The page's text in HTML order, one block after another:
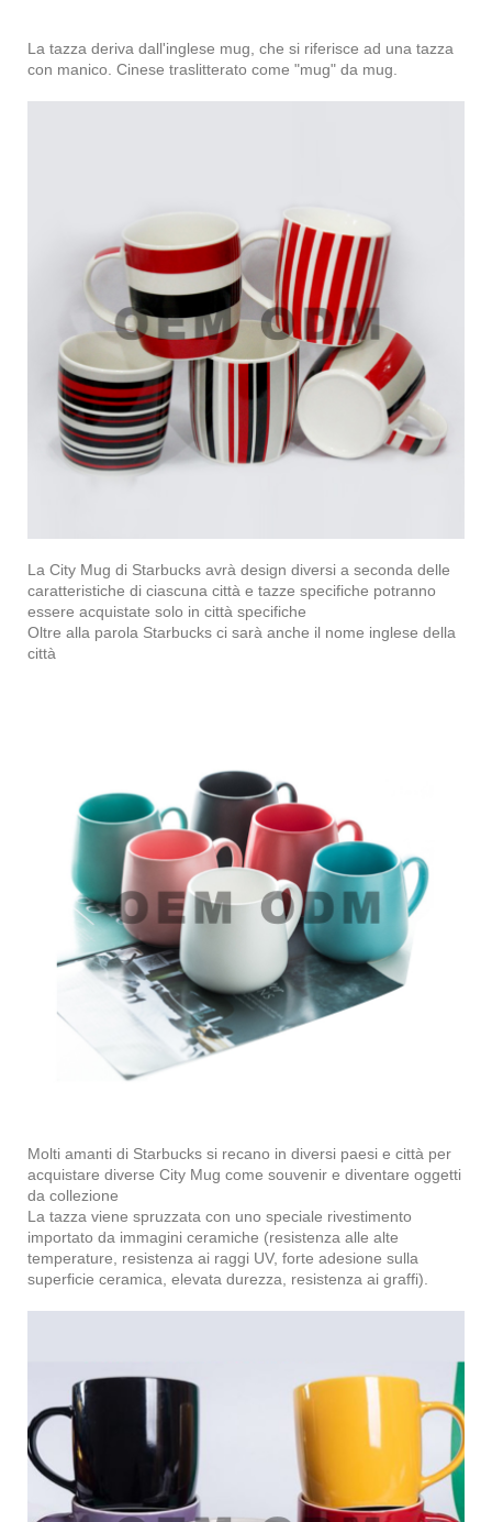
La tazza deriva dall'inglese mug, che si riferisce ad una tazza
con manico. Cinese traslitterato come "mug" da mug.
La City Mug di Starbucks avrà design diversi a seconda delle
caratteristiche di ciascuna città e tazze specifiche potranno
essere acquistate solo in città specifiche
Oltre alla parola Starbucks ci sarà anche il nome inglese della
città
Molti amanti di Starbucks si recano in diversi paesi e città per
acquistare diverse City Mug come souvenir e diventare oggetti
da collezione
La tazza viene spruzzata con uno speciale rivestimento
importato da immagini ceramiche (resistenza alle alte
temperature, resistenza ai raggi UV, forte adesione sulla
superficie ceramica, elevata durezza, resistenza ai graffi).